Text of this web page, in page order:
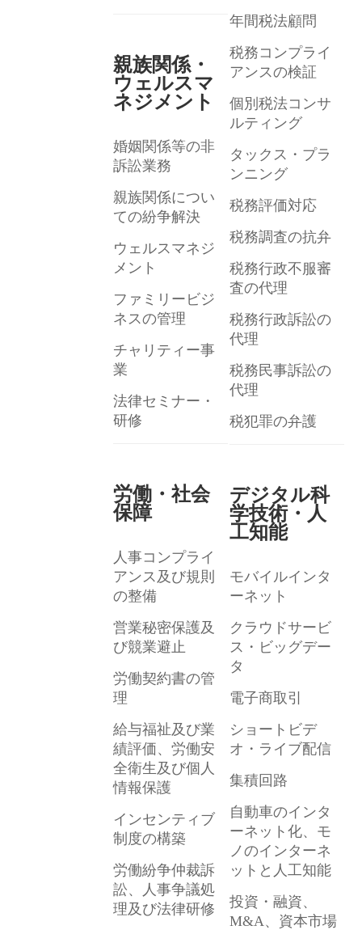
年間税法顧問
税務コンプライ
アンスの検証
個別税法コンサ
ルティング
タックス・プラ
ンニング
税務評価対応
税務調査の抗弁
税務行政不服審
査の代理
税務行政訴訟の
代理
税務民事訴訟の
代理
税犯罪の弁護
親族関係・
ウェルスマ
ネジメント
婚姻関係等の非
訴訟業務
親族関係につい
ての紛争解決
ウェルスマネジ
メント
ファミリービジ
ネスの管理
チャリティー事
業
法律セミナー・
研修
労働・社会
保障
人事コンプライ
アンス及び規則
の整備
営業秘密保護及
び競業避止
労働契約書の管
理
給与福祉及び業
績評価、労働安
全衛生及び個人
情報保護
インセンティブ
制度の構築
労働紛争仲裁訴
訟、人事争議処
理及び法律研修
デジタル科
学技術・人
工知能
モバイルインタ
ーネット
クラウドサービ
ス・ビッグデー
タ
電子商取引
ショートビデ
オ・ライブ配信
集積回路
自動車のインタ
ーネット化、モ
ノのインターネ
ットと人工知能
投資・融資、
M&A、資本市場